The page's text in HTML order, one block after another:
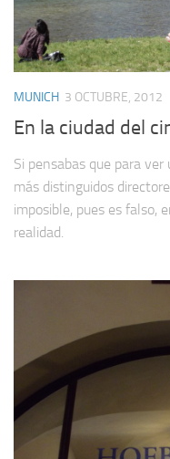
MUNICH 3 OCTUBRE, 2012
En la ciudad del
Si pensabas que para
más distinguidos
imposible, pues es falso,
realidad.